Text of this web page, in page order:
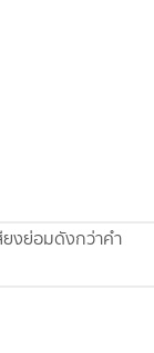
ยงย่อมดังกว่าคำ